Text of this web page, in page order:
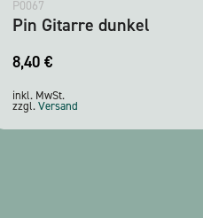
P0067
Pin Gitarre dunkel
8,40 €
inkl. MwSt.
zzgl.Versand